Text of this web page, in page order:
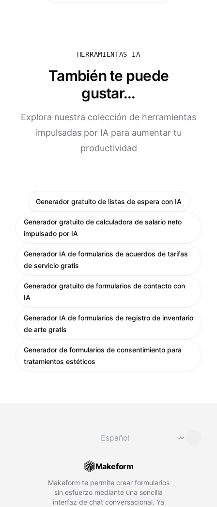
HERRAMIENTAS IA
También te puede
gustar...
Explora nuestra colección de herramientas
impulsadas por IA para aumentar tu
productividad
Generador gratuito de listas de espera con IA
Generador gratuito de calculadora de salario neto
impulsado por IA
Generador IA de formularios de acuerdos de tarifas
de servicio gratis
Generador gratuito de formularios de contacto con
IA
Generador IA de formularios de registro de inventario
de arte gratis
Generador de formularios de consentimiento para
tratamientos estéticos
⌄
Makeform
Makeform te permite crear formularios
sin esfuerzo mediante una sencilla
interfaz de chat conversacional. Ya